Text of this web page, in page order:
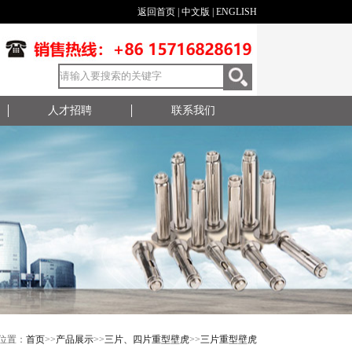
返回首页| 中文版 ENGLISH
人才招聘 联系我们
置： 首页>>产品展示>>三片、四片重型壁虎>>三片重型壁虎